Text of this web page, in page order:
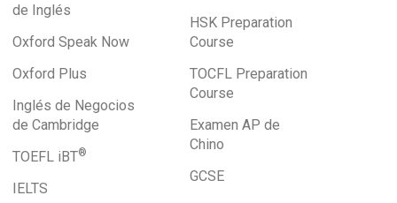
de Inglés
Oxford Speak Now
Oxford Plus
Inglés de Negocios
de Cambridge
TOEFL iBT®
IELTS
HSK Preparation
Course
TOCFL Preparation
Course
Examen AP de
Chino
GCSE